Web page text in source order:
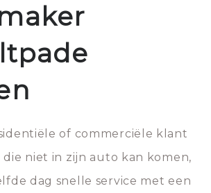
of commerciële klant
niet in zijn auto kan komen,
dag snelle service met een